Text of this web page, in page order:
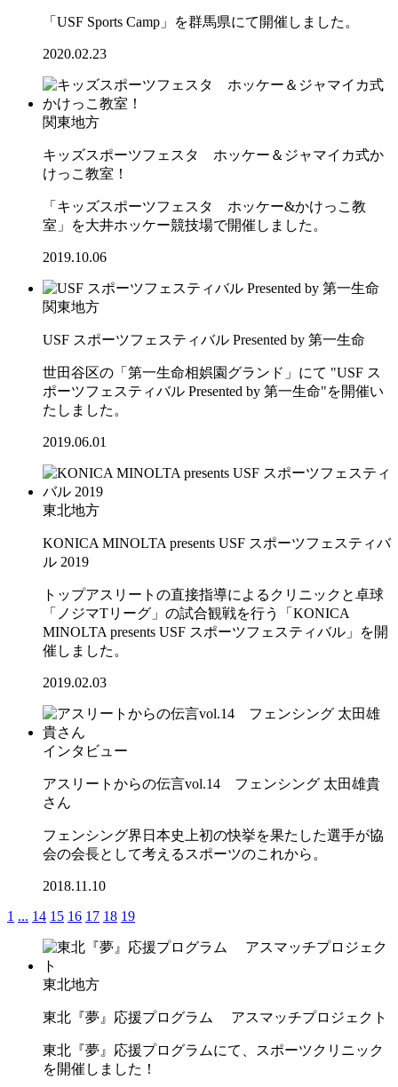
「USF Sports Camp」を群馬県にて開催しました。
2020.02.23
関東地方
キッズスポーツフェスタ ホッケー＆ジャマイカ式か
けっこ教室！
「キッズスポーツフェスタ ホッケー&かけっこ教
室」を大井ホッケー競技場で開催しました。
2019.10.06
関東地方
USF スポーツフェスティバル Presented by 第一生命
世田谷区の「第一生命相娯園グランド」にて "USF ス
ポーツフェスティバル Presented by 第一生命"を開催い
たしました。
2019.06.01
東北地方
KONICA MINOLTA presents USF スポーツフェスティバ
ル 2019
トップアスリートの直接指導によるクリニックと卓球
「ノジマTリーグ」の試合観戦を行う「KONICA
MINOLTA presents USF スポーツフェスティバル」を開
催しました。
2019.02.03
インタビュー
アスリートからの伝言vol.14 フェンシング 太田雄貴
さん
フェンシング界日本史上初の快挙を果たした選手が協
会の会長として考えるスポーツのこれから。
2018.11.10
1 ... 14 15 16 17 18 19
東北地方
東北『夢』応援プログラム アスマッチプロジェクト
東北『夢』応援プログラムにて、スポーツクリニック
を開催しました！